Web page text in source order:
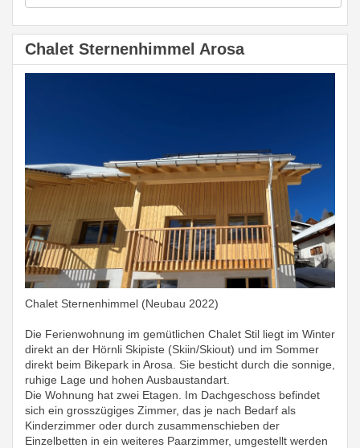
Chalet Sternenhimmel Arosa
Chalet Sternenhimmel (Neubau 2022)
Die Ferienwohnung im gemütlichen Chalet Stil liegt im Winter
direkt an der Hörnli Skipiste (Skiin/Skiout) und im Sommer
direkt beim Bikepark in Arosa. Sie besticht durch die sonnige,
ruhige Lage und hohen Ausbaustandart.
Die Wohnung hat zwei Etagen. Im Dachgeschoss befindet
sich ein grosszügiges Zimmer, das je nach Bedarf als
Kinderzimmer oder durch zusammenschieben der
Einzelbetten in ein weiteres Paarzimmer, umgestellt werden